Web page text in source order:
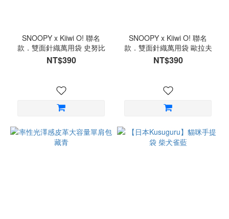
SNOOPY x Kiiwi O! 聯名
款．雙面針織萬用袋 史努比
NT$390
SNOOPY x Kiiwi O! 聯名
款．雙面針織萬用袋 歐拉夫
NT$390